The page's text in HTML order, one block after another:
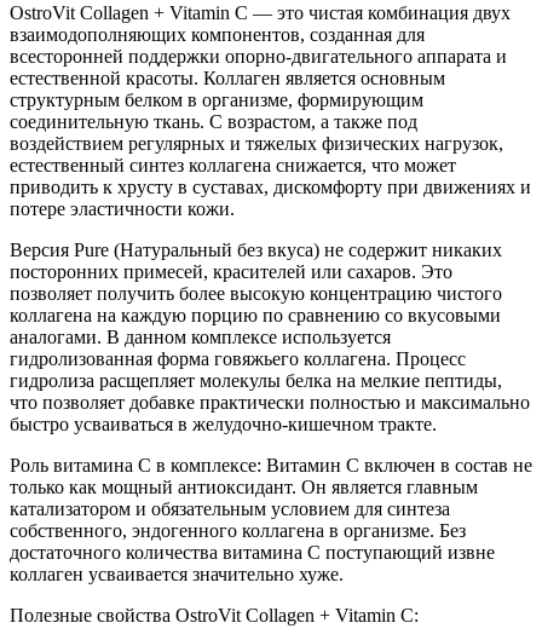
OstroVit Collagen + Vitamin C — это чистая комбинация двух
взаимодополняющих компонентов, созданная для
всесторонней поддержки опорно-двигательного аппарата и
естественной красоты. Коллаген является основным
структурным белком в организме, формирующим
соединительную ткань. С возрастом, а также под
воздействием регулярных и тяжелых физических нагрузок,
естественный синтез коллагена снижается, что может
приводить к хрусту в суставах, дискомфорту при движениях и
потере эластичности кожи.
Версия Pure (Натуральный без вкуса) не содержит никаких
посторонних примесей, красителей или сахаров. Это
позволяет получить более высокую концентрацию чистого
коллагена на каждую порцию по сравнению со вкусовыми
аналогами. В данном комплексе используется
гидролизованная форма говяжьего коллагена. Процесс
гидролиза расщепляет молекулы белка на мелкие пептиды,
что позволяет добавке практически полностью и максимально
быстро усваиваться в желудочно-кишечном тракте.
Роль витамина C в комплексе: Витамин C включен в состав не
только как мощный антиоксидант. Он является главным
катализатором и обязательным условием для синтеза
собственного, эндогенного коллагена в организме. Без
достаточного количества витамина C поступающий извне
коллаген усваивается значительно хуже.
Полезные свойства OstroVit Collagen + Vitamin C: